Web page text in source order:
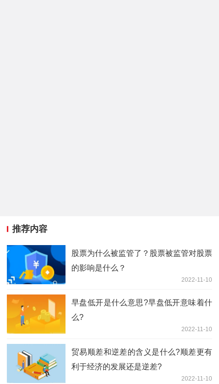
推荐内容
股票为什么被监管了？股票被监管对股票
的影响是什么？
2022-11-10
早盘低开是什么意思?早盘低开意味着什
么?
2022-11-10
贸易顺差和逆差的含义是什么?顺差更有
利于经济的发展还是逆差?
2022-11-10